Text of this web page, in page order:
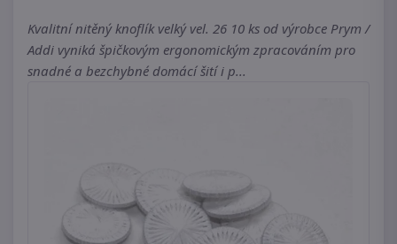
Kvalitní nitěný knoflík velký vel. 26 10 ks od výrobce Prym /
Addi vyniká špičkovým ergonomickým zpracováním pro
snadné a bezchybné domácí šití i p...